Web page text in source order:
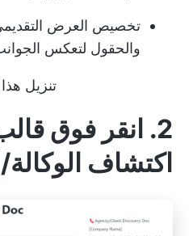
تخصيص العرض
والحقول لتعكس
تنزيل
2. انقر فوق
اكتشاف